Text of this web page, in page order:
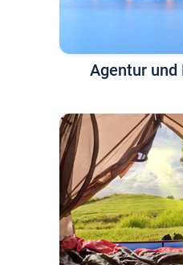
Agentur und